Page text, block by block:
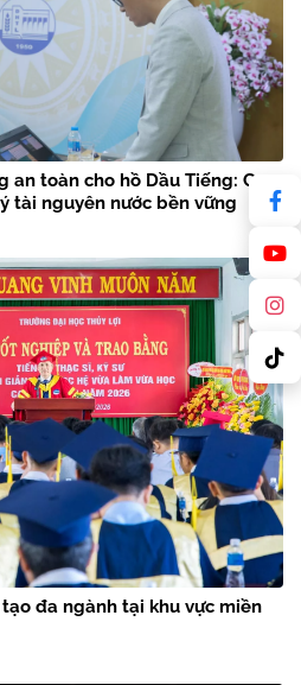
toàn cho hồ Dầu Tiếng: Cơ
tài nguyên nước bền vững
đa ngành tại khu vực miền